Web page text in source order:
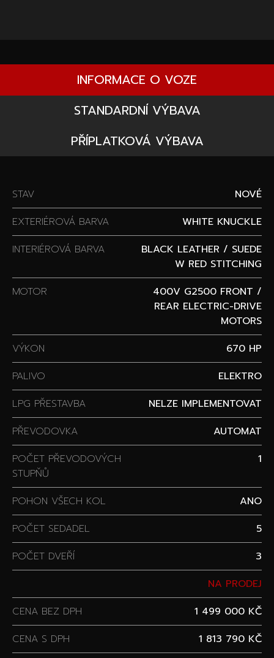
INFORMACE O VOZE
STANDARDNÍ VÝBAVA
PŘÍPLATKOVÁ VÝBAVA
STAV
NOVÉ
EXTERIÉROVÁ BARVA
WHITE KNUCKLE
INTERIÉROVÁ BARVA
BLACK LEATHER / SUEDE
W RED STITCHING
MOTOR
400V G2500 FRONT /
REAR ELECTRIC-DRIVE
MOTORS
VÝKON
670 HP
PALIVO
ELEKTRO
LPG PŘESTAVBA
NELZE IMPLEMENTOVAT
PŘEVODOVKA
AUTOMAT
POČET PŘEVODOVÝCH
STUPŇŮ
1
POHON VŠECH KOL
ANO
POČET SEDADEL
5
POČET DVEŘÍ
3
NA PRODEJ
CENA BEZ DPH
1 499 000 KČ
CENA S DPH
1 813 790 KČ